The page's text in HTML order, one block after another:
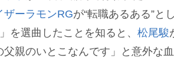
ザーラモンRGが“転職あるある”と
を選曲したことを知ると、 松尾駿
親のいとこなんです」と意外な